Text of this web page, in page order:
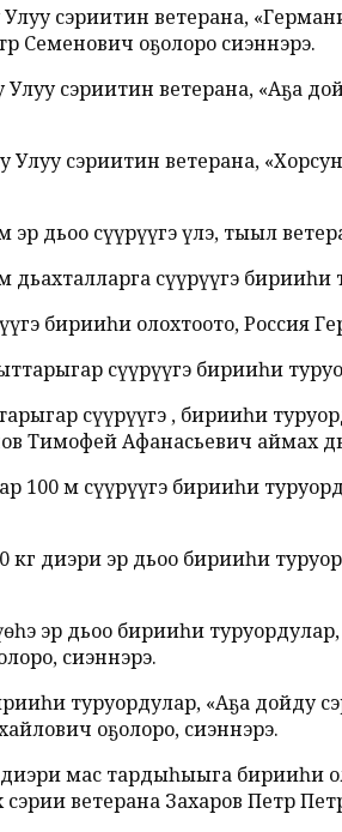
Улуу сэриитин ветерана,
Семенович оҕолоро сиэннэрэ.
Улуу сэриитин ветерана,
Улуу сэриитин ветерана,
эр дьоҥҥо сүүрүүгэ үлэ, тыыл
дьахталларга сүүрүүгэ
бирииһи олохтоото,
сүүрүүгэ бирииһи
сүүрүүгэ , бирииһи
Тимофей Афанасьевич аймах
100 м сүүрүүгэ бирииһи
кг диэри эр дьоҥҥо бирииһи
эр дьоҥҥо бирииһи
сиэннэрэ.
туруордулар, «Аҕа
оҕолоро, сиэннэрэ.
диэри мас тардыһыыга
ветерана Захаров Петр